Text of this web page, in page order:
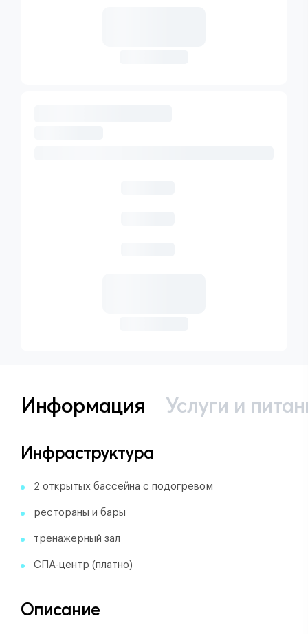
Информация Услуги и
Инфраструктура
2 открытых бассейна с подогревом
рестораны и бары
тренажерный зал
СПА-центр (платно)
Описание